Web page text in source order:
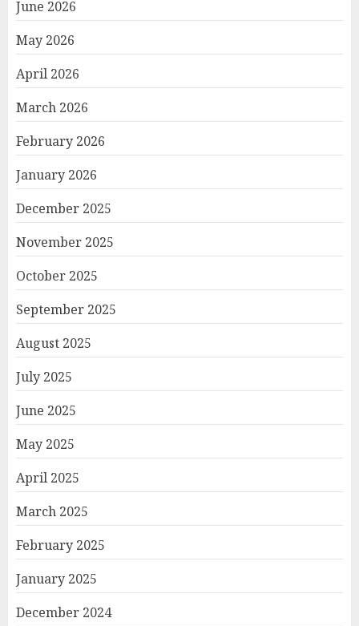
June 2026
May 2026
April 2026
March 2026
February 2026
January 2026
December 2025
November 2025
October 2025
September 2025
August 2025
July 2025
June 2025
May 2025
April 2025
March 2025
February 2025
January 2025
December 2024